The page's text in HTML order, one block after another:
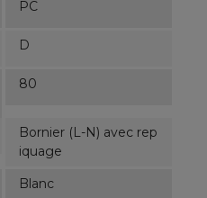
PC
D
80
Bornier (L-N) avec rep
iquage
Blanc